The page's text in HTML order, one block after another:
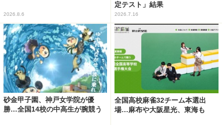
2026.8.6
定テスト」結果
2026.7.16
砂金甲子園、神戸女学院が優
勝…全国14校の中高生が腕競う
全国高校麻雀32チーム本選出
場…麻布や大阪星光、東海も